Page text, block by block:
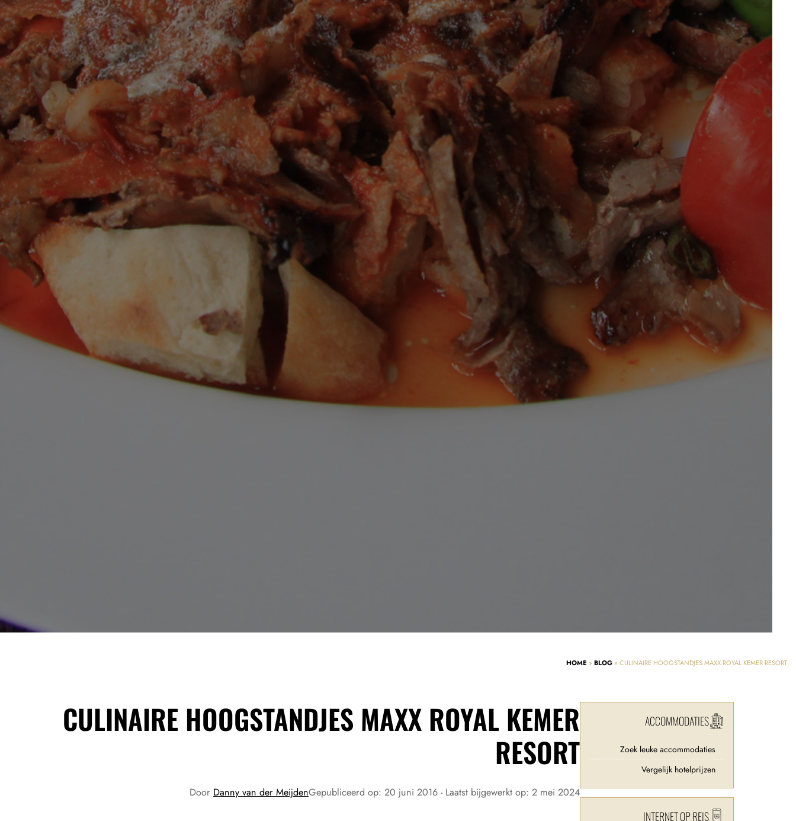
HOME » BLOG » CULINAIRE HOOGSTANDJES MAXX ROYAL KEMER RESORT
CULINAIRE HOOGSTANDJES MAXX ROYAL KEMER
RESORT
Gepubliceerd op: 20 juni 2016 - Laatst bijgewerkt op: 2 mei 2024
Door Danny van der Meijden
ACCOMMODATIES
Zoek leuke accommodaties
Vergelijk hotelprijzen
INTERNET OP REIS